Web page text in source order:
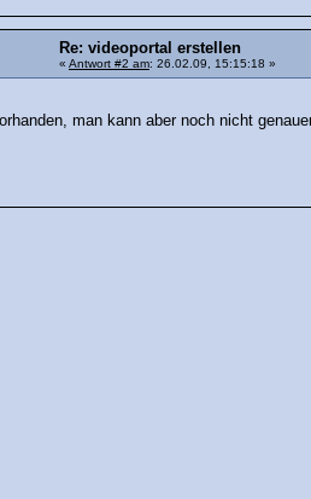
Re: videoportal erstellen
« Antwort #2 am: 26.02.09, 15:15:18 »
man kann aber noch nicht